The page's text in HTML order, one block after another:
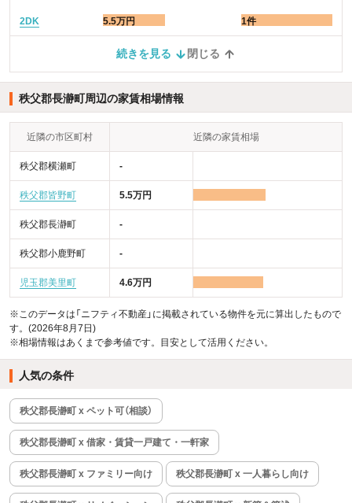
2DK 5.5万円 1件
続きを見る 閉じる
秩父郡長瀞町周辺の家賃相場情報
近隣の市区町村 近隣の家賃相場
秩父郡横瀬町 -
秩父郡皆野町 5.5万円
秩父郡長瀞町 -
秩父郡小鹿野町 -
児玉郡美里町 4.6万円
※このデータは「ニフティ不動産」に掲載されている物件を元に算出したもので
す。(2026年8月7日)
※相場情報はあくまで参考値です。目安として活用ください。
人気の条件
秩父郡長瀞町 x ペット可（相談）
秩父郡長瀞町 x 借家・賃貸一戸建て・一軒家
秩父郡長瀞町 x ファミリー向け 秩父郡長瀞町 x 一人暮らし向け